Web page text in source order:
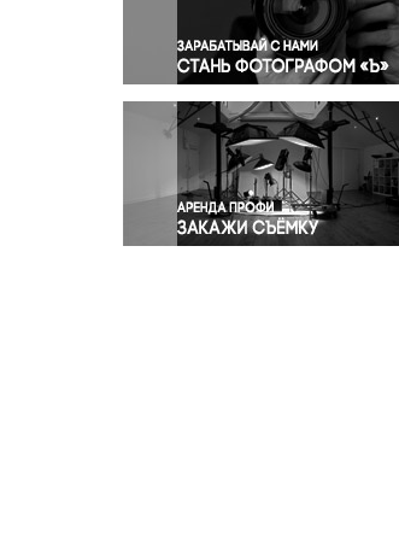
Правосудие
Происшествия и конфликты
Религия
Светская жизнь
Спорт
Экология
Экономика и бизнес